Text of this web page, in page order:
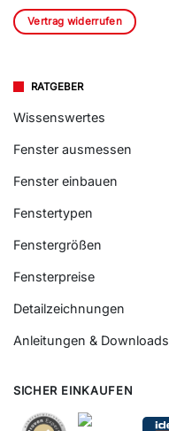
Vertrag widerrufen
RATGEBER
Wissenswertes
Fenster ausmessen
Fenster einbauen
Fenstertypen
Fenstergrößen
Fensterpreise
Detailzeichnungen
Anleitungen & Downloads
SICHER EINKAUFEN